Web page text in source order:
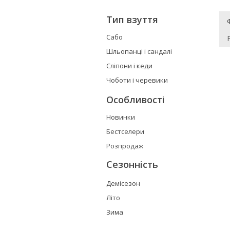
Тип взуття
Сабо
Шльопанці і сандалі
Сліпони і кеди
Чоботи і черевики
Особливості
Новинки
Бестселери
Розпродаж
Сезонність
Демісезон
Літо
Зима